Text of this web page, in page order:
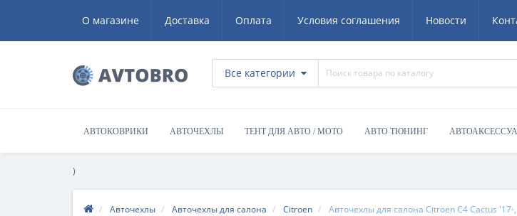
О магазине Доставка Оплата Условия соглашения Новости
Все категории
АВТОКОВРИКИ АВТОЧЕХЛЫ ТЕНТ ДЛЯ АВТО / МОТО АВТО ТЮНИНГ
)
Авточехлы Авточехлы для салона Citroen Авточехлы для салона Citroen C4 Cactus